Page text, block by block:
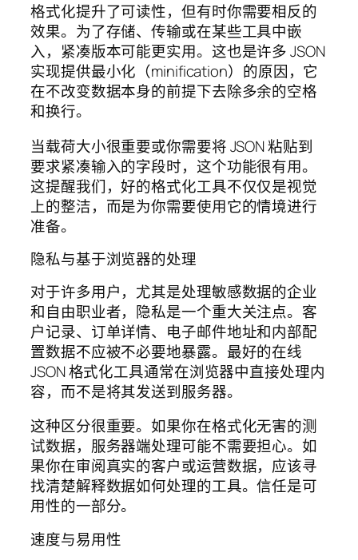
格式化提升了可读性，但有时你需要相反的
效果。为了存储、传输或在某些工具中嵌
入，紧凑版本可能更实用。这也是许多 JSON
实现提供最小化（minification）的原因，它
在不改变数据本身的前提下去除多余的空格
和换行。
当载荷大小很重要或你需要将 JSON 粘贴到
要求紧凑输入的字段时，这个功能很有用。
这提醒我们，好的格式化工具不仅仅是视觉
上的整洁，而是为你需要使用它的情境进行
准备。
隐私与基于浏览器的处理
对于许多用户，尤其是处理敏感数据的企业
和自由职业者，隐私是一个重大关注点。客
户记录、订单详情、电子邮件地址和内部配
置数据不应被不必要地暴露。最好的在线
JSON 格式化工具通常在浏览器中直接处理内
容，而不是将其发送到服务器。
这种区分很重要。如果你在格式化无害的测
试数据，服务器端处理可能不需要担心。如
果你在审阅真实的客户或运营数据，应该寻
找清楚解释数据如何处理的工具。信任是可
用性的一部分。
速度与易用性